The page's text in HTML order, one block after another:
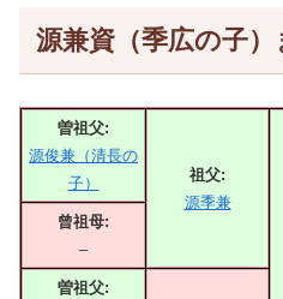
源兼資（季広の子
曽祖父:
源俊兼（清長の
子）
祖父:
源季兼
曾祖母:
–
曽祖父: